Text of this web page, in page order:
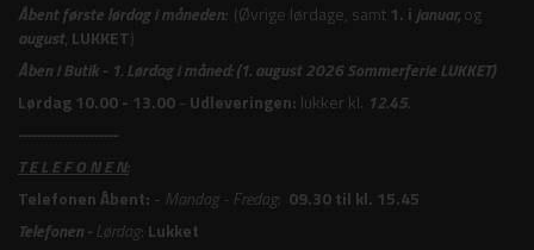
Åbent første lørdag i måneden: (Øvrige lørdage, samt 1. i januar,og
august, LUKKET)
Åben i Butik - 1. Lørdag i måned: (1. august 2026 Sommerferie LUKKET)
Lørdag 10.00 - 13.00- Udleveringen: lukker kl. 12.45.
---------------------
T E L E F O N E N:
Telefonen Åbent: - Mandag - Fredag: 09.30 til kl. 15.45
Telefonen -Lørdag: Lukket